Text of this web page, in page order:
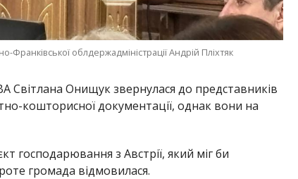
Франківської облдержадміністрації Андрій Пліхтяк
Світлана Онищук звернулася до представників
кошторисної документації, однак вони на
господарювання з Австрії, який міг би
громада відмовилася.